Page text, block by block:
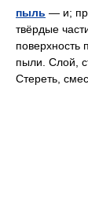
пыль — и;
твёрдые
поверхность
пыли. Слой,
Стереть,